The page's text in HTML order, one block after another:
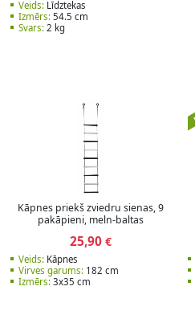
Veids:Līdztekas
Izmērs:54.5 cm
Svars:2 kg
Kāpnes priekš zviedru sienas, 9
pakāpieni, meln-baltas
25,90 €
Veids:Kāpnes
Virves garums:182 cm
Izmērs:3x35 cm